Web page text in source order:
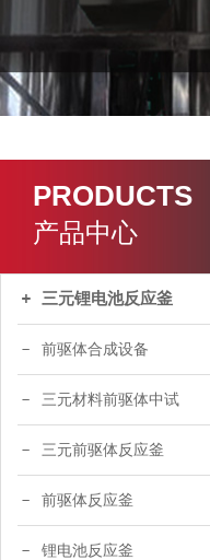
PRODUCTS
产品中心
三元锂电池反应釜
前驱体合成设备
三元材料前驱体中试
三元前驱体反应釜
前驱体反应釜
锂电池反应釜